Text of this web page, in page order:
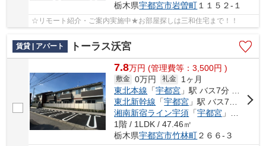
栃木県宇都宮市岩曽町 １１５２-１
☆リモート紹介・ご案内実施中★お部屋探しは三和住宅まで！！
賃貸 | アパート トーラス沃宮
7.8万円 (管理費等：3,500円 )
敷金 0万円 礼金
1ヶ月
東北本線 「宇都宮 」駅 バス7分 「竹林保育園入口」 停歩3分
東北新幹線 「宇都宮 」駅 バス7分 「竹林保育園入口」 停歩3分
湘南新宿ライン宇須 「宇都宮 」駅 バス7分 「竹林保育園入口」 停歩3分
1階 / 1LDK / 47.46㎡
栃木県宇都宮市竹林町２６６-３